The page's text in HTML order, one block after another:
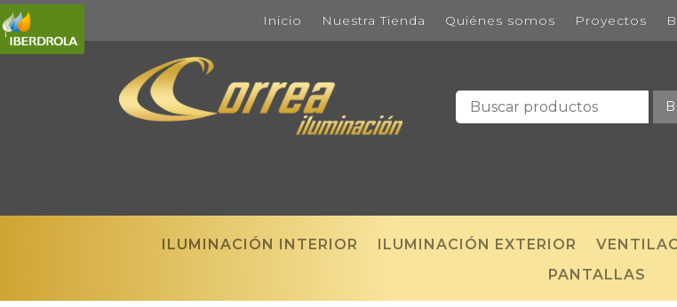
Inicio Nuestra Tienda Quiénes somos Proyectos
ILUMINACIÓN INTERIOR ILUMINACIÓN EXTERIOR
PANTALLAS